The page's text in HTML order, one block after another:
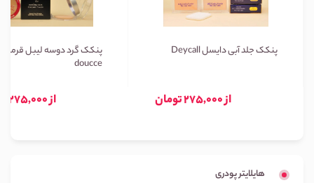
پنکک جلد آبی دایسل Deycall
از 275,000 تومان
پنکک گرد دوسه لیبل قرمز
doucce
از 275,000 تومان
هایلایتر پودری